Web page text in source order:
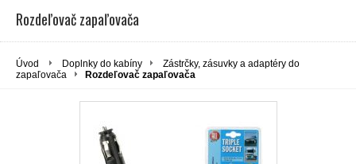
Rozdeľovač zapaľovača
Úvod Doplnky do kabíny
Zástrčky, zásuvky a adaptéry do
zapaľovača
Rozdeľovač zapaľovača